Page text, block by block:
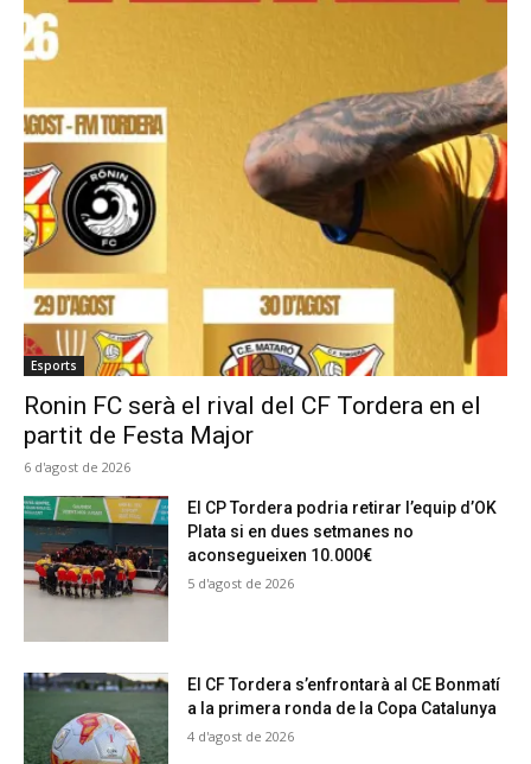
Esports
Ronin FC serà el rival del CF Tordera en el
partit de Festa Major
6 d'agost de 2026
El CP Tordera podria retirar l’equip d’OK
Plata si en dues setmanes no
aconsegueixen 10.000€
5 d'agost de 2026
El CF Tordera s’enfrontarà al CE Bonmatí
a la primera ronda de la Copa Catalunya
4 d'agost de 2026